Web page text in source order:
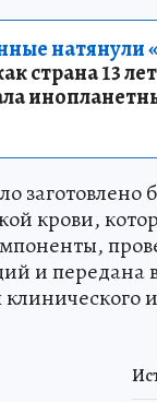
натянули
страна 13
заготовлено
крови,
и передана